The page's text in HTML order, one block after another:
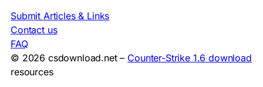
Submit Articles & Links
Contact us
FAQ
© 2026 csdownload.net – Counter-Strike 1.6 download
resources